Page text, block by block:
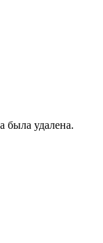
была удалена.